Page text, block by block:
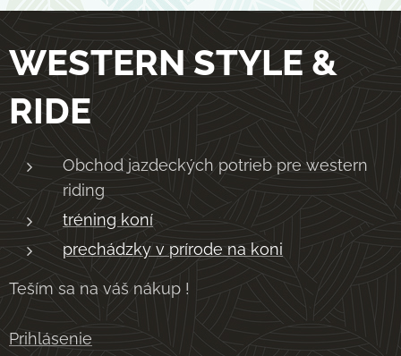
WESTERN STYLE &
RIDE
Obchod jazdeckých potrieb pre western
riding
tréning koní
prechádzky v prírode na koni
Teším sa na váš nákup !
Prihlásenie